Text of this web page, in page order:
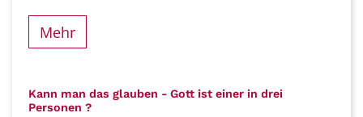
Mehr
Kann man das glauben - Gott ist einer in drei
Personen ?: